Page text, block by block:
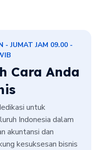
- JUMAT JAM 09.00 -
Cara Anda
untuk
Indonesia dalam
akuntansi dan
kesuksesan bisnis